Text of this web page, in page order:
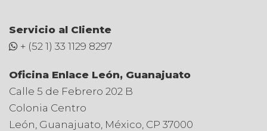
Servicio al Cliente
+ (52 1) 33 1129 8297
Oficina Enlace León, Guanajuato
Calle 5 de Febrero 202 B
Colonia Centro
León, Guanajuato, México, CP 37000